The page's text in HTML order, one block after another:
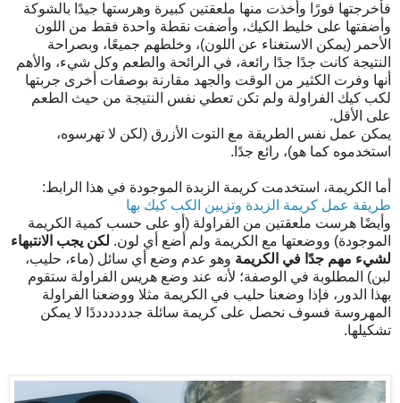
فأخرجتها فورًا وأخذت منها ملعقتين كبيرة وهرستها جيدًا بالشوكة
وأضفتها على خليط الكيك، وأضفت نقطة واحدة فقط من اللون
الأحمر (يمكن الاستغناء عن اللون)، وخلطهم جميعًا، وبصراحة
النتيجة كانت جدًا جدًا رائعة، في الرائحة والطعم وكل شيء، والأهم
أنها وفرت الكثير من الوقت والجهد مقارنة بوصفات أخرى جربتها
لكب كيك الفراولة ولم تكن تعطي نفس النتيجة من حيث الطعم
على الأقل.
يمكن عمل نفس الطريقة مع التوت الأزرق (لكن لا تهرسوه،
استخدموه كما هو)، رائع جدًا.
أما الكريمة، استخدمت كريمة الزبدة الموجودة في هذا الرابط:
طريقة عمل كريمة الزبدة وتزيين الكب كيك بها
وأيضًا هرست ملعقتين من الفراولة (أو على حسب كمية الكريمة
الموجودة) ووضعتها مع الكريمة ولم أضع أي لون. لكن يجب الانتبهاء
لشيء مهم جدًا في الكريمة وهو عدم وضع أي سائل (ماء، حليب،
لبن) المطلوبة في الوصفة؛ لأنه عند وضع هريس الفراولة ستقوم
بهذا الدور، فإذا وضعنا حليب في الكريمة مثلا ووضعنا الفراولة
المهروسة فسوف نحصل على كريمة سائلة جدددددددًا لا يمكن
تشكيلها.